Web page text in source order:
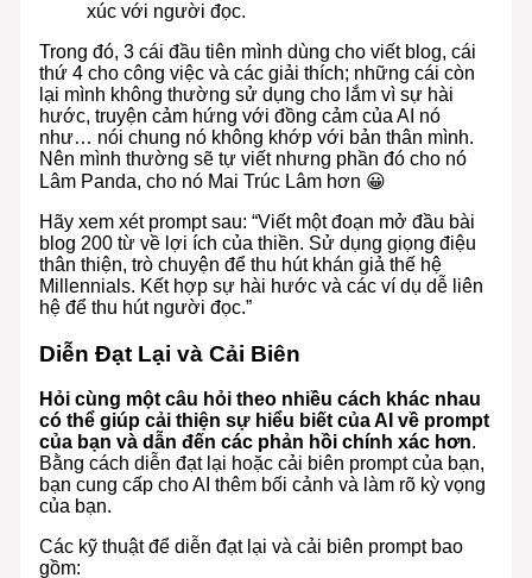
xúc với người đọc.
Trong đó, 3 cái đầu tiên mình dùng cho viết blog, cái
thứ 4 cho công việc và các giải thích; những cái còn
lại mình không thường sử dụng cho lắm vì sự hài
hước, truyện cảm hứng với đồng cảm của AI nó
như… nói chung nó không khớp với bản thân mình.
Nên mình thường sẽ tự viết nhưng phần đó cho nó
Lâm Panda, cho nó Mai Trúc Lâm hơn 😀
Hãy xem xét prompt sau: “Viết một đoạn mở đầu bài
blog 200 từ về lợi ích của thiền. Sử dụng giọng điệu
thân thiện, trò chuyện để thu hút khán giả thế hệ
Millennials. Kết hợp sự hài hước và các ví dụ dễ liên
hệ để thu hút người đọc.”
Diễn Đạt Lại và Cải Biên
Hỏi cùng một câu hỏi theo nhiều cách khác nhau
có thể giúp cải thiện sự hiểu biết của AI về prompt
của bạn và dẫn đến các phản hồi chính xác hơn.
Bằng cách diễn đạt lại hoặc cải biên prompt của bạn,
bạn cung cấp cho AI thêm bối cảnh và làm rõ kỳ vọng
của bạn.
Các kỹ thuật để diễn đạt lại và cải biên prompt bao
gồm: